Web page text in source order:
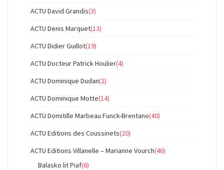
ACTU David Grandis(3)
ACTU Denis Marquet(13)
ACTU Didier Guillot(19)
ACTU Docteur Patrick Houlier(4)
ACTU Dominique Dudan(2)
ACTU Dominique Motte(14)
ACTU Domitille Marbeau Funck-Brentano(40)
ACTU Editions des Coussinets(20)
ACTU Editions Villanelle – Marianne Vourch(46)
Balasko lit Piaf(6)